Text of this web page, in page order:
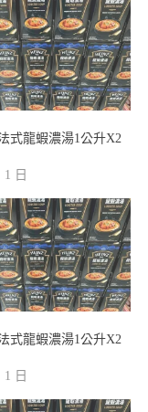
式龍蝦濃湯1公升X2
1 日
式龍蝦濃湯1公升X2
1 日